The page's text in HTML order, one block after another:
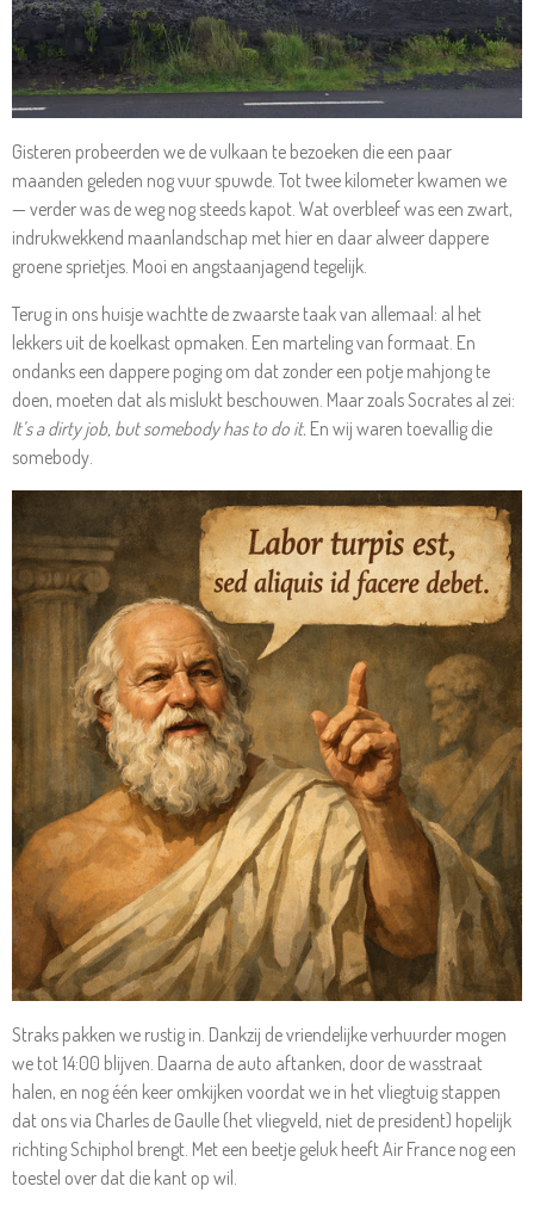
Gisteren probeerden we de vulkaan te bezoeken die een paar
maanden geleden nog vuur spuwde. Tot twee kilometer kwamen we
— verder was de weg nog steeds kapot. Wat overbleef was een zwart,
indrukwekkend maanlandschap met hier en daar alweer dappere
groene sprietjes. Mooi en angstaanjagend tegelijk.
Terug in ons huisje wachtte de zwaarste taak van allemaal: al het
lekkers uit de koelkast opmaken. Een marteling van formaat. En
ondanks een dappere poging om dat zonder een potje mahjong te
doen, moeten dat als mislukt beschouwen. Maar zoals Socrates al zei:
It’s a dirty job, but somebody has to do it. En wij waren toevallig die
somebody.
Straks pakken we rustig in. Dankzij de vriendelijke verhuurder mogen
we tot 14:00 blijven. Daarna de auto aftanken, door de wasstraat
halen, en nog één keer omkijken voordat we in het vliegtuig stappen
dat ons via Charles de Gaulle (het vliegveld, niet de president) hopelijk
richting Schiphol brengt. Met een beetje geluk heeft Air France nog een
toestel over dat die kant op wil.